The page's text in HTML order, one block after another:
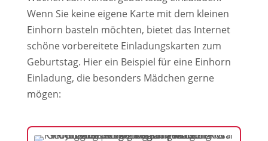
Wenn Sie keine eigene Karte mit dem kleinen
Einhorn basteln möchten, bietet das Internet
schöne vorbereitete Einladungskarten zum
Geburtstag. Hier ein Beispiel für eine Einhorn
Einladung, die besonders Mädchen gerne
mögen: